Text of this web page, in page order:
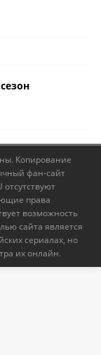
Копирование
фан-сайт
отсутствуют
права
возможность
сайта является
сериалах, но
их онлайн.